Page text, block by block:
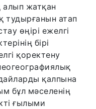
алып жатқан
атап
өңірі ежелгі
бірі
қоректену
қалпына
бұл мәселенің
ғылыми